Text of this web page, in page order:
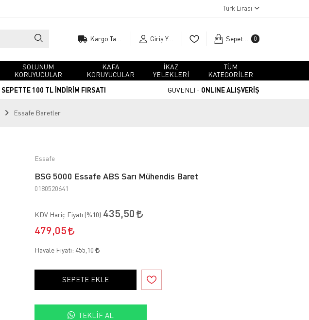
Türk Lirası
Giriş Yap Sepetim 0
SOLUNUM
KORUYUCULAR
KAFA
KORUYUCULAR
İKAZ
YELEKLERİ
TÜM
KATEGORİLER
SEPETTE 100 TL İNDİRİM FIRSATI GÜVENLİ - ONLINE ALIŞVERİŞ
Essafe Baretler
Essafe
BSG 5000 Essafe ABS Sarı Mühendis Baret
0180520641
KDV Hariç Fiyatı (%10):435,50
479,05
Havale Fiyatı: 455,10
SEPETE EKLE
TEKLIF AL